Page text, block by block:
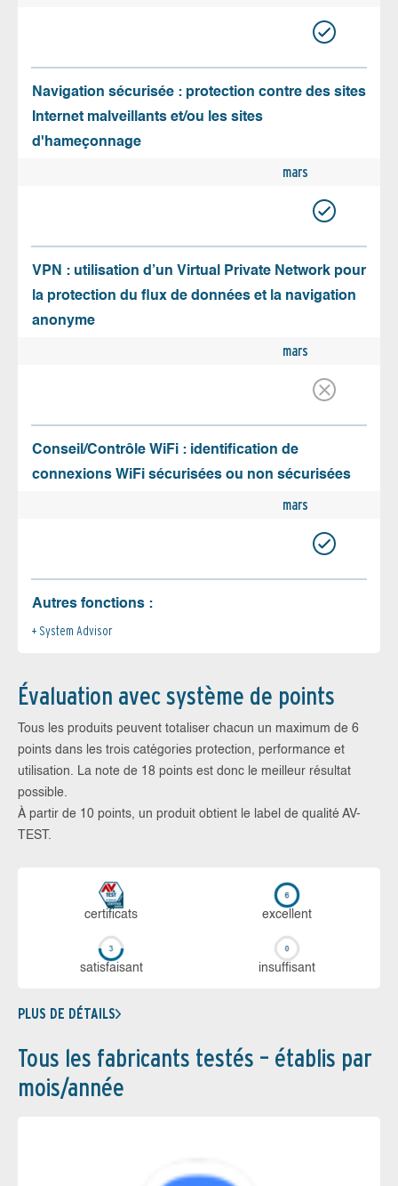
Navigation sécurisée : protection contre des sites
Internet malveillants et/ou les sites
d'hameçonnage
mars
VPN : utilisation d’un Virtual Private Network pour
la protection du flux de données et la navigation
anonyme
mars
Conseil/Contrôle WiFi : identification de
connexions WiFi sécurisées ou non sécurisées
mars
Autres fonctions :
System Advisor
Évaluation avec système de points
Tous les produits peuvent totaliser chacun un maximum de 6
points dans les trois catégories protection, performance et
utilisation. La note de 18 points est donc le meilleur résultat
possible.
À partir de 10 points, un produit obtient le label de qualité AV-
TEST.
certi­ficats ex­cellent
sa­tis­fai­sant in­suf­fi­sant
PLUS DE DÉTAILS
Tous les fabricants testés – établis par
mois/année